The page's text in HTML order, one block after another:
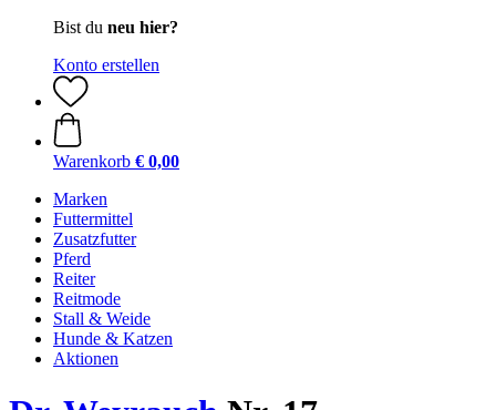
Bist du neu hier?
Konto erstellen
Warenkorb € 0,00
Marken
Futtermittel
Zusatzfutter
Pferd
Reiter
Reitmode
Stall & Weide
Hunde & Katzen
Aktionen